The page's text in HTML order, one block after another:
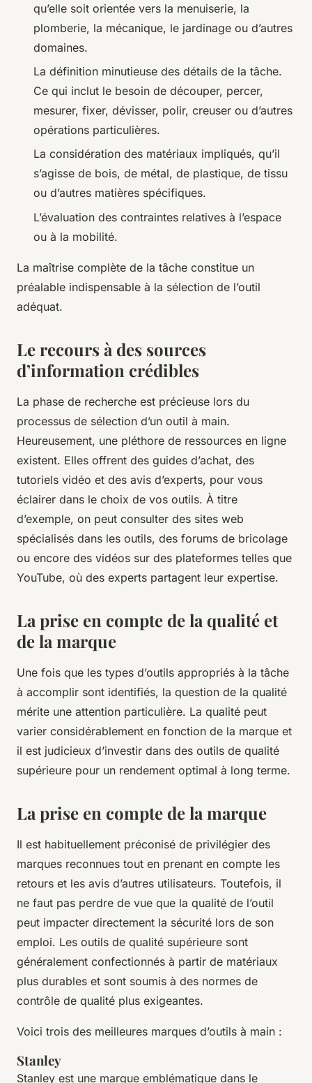
qu’elle soit orientée vers la menuiserie, la
plomberie, la mécanique, le jardinage ou d’autres
domaines.
La définition minutieuse des détails de la tâche.
Ce qui inclut le besoin de découper, percer,
mesurer, fixer, dévisser, polir, creuser ou d’autres
opérations particulières.
La considération des matériaux impliqués, qu’il
s’agisse de bois, de métal, de plastique, de tissu
ou d’autres matières spécifiques.
L’évaluation des contraintes relatives à l’espace
ou à la mobilité.
La maîtrise complète de la tâche constitue un
préalable indispensable à la sélection de l’outil
adéquat.
Le recours à des sources
d’information crédibles
La phase de recherche est précieuse lors du
processus de sélection d’un outil à main.
Heureusement, une pléthore de ressources en ligne
existent. Elles offrent des guides d’achat, des
tutoriels vidéo et des avis d’experts, pour vous
éclairer dans le choix de vos outils. À titre
d’exemple, on peut consulter des sites web
spécialisés dans les outils, des forums de bricolage
ou encore des vidéos sur des plateformes telles que
YouTube, où des experts partagent leur expertise.
La prise en compte de la qualité et
de la marque
Une fois que les types d’outils appropriés à la tâche
à accomplir sont identifiés, la question de la qualité
mérite une attention particulière. La qualité peut
varier considérablement en fonction de la marque et
il est judicieux d’investir dans des outils de qualité
supérieure pour un rendement optimal à long terme.
La prise en compte de la marque
Il est habituellement préconisé de privilégier des
marques reconnues tout en prenant en compte les
retours et les avis d’autres utilisateurs. Toutefois, il
ne faut pas perdre de vue que la qualité de l’outil
peut impacter directement la sécurité lors de son
emploi. Les outils de qualité supérieure sont
généralement confectionnés à partir de matériaux
plus durables et sont soumis à des normes de
contrôle de qualité plus exigeantes.
Voici trois des meilleures marques d’outils à main :
Stanley
Stanley est une marque emblématique dans le